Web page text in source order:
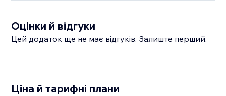
Оцінки й відгуки
Цей додаток ще не має відгуків. Залиште перший.
Ціна й тарифні плани